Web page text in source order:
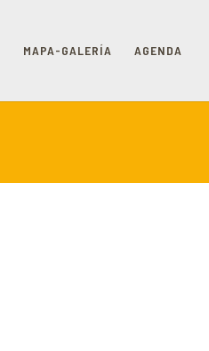
MAPA-GALERÍA AGENDA